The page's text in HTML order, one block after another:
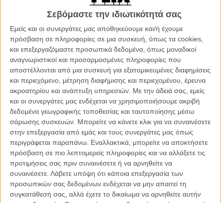
Σεβόμαστε την ιδιωτικότητά σας
Εμείς και οι συνεργάτες μας αποθηκεύουμε και/ή έχουμε
πρόσβαση σε πληροφορίες σε μια συσκευή, όπως τα cookies,
και επεξεργαζόμαστε προσωπικά δεδομένα, όπως μοναδικοί
αναγνωριστικοί και προσαρμοσμένες πληροφορίες που
αποστέλλονται από μια συσκευή για εξατομικευμένες διαφημίσεις
και περιεχόμενο, μέτρηση διαφήμισης και περιεχομένου, έρευνα
ακροατηρίου και ανάπτυξη υπηρεσιών. Με την άδειά σας, εμείς
και οι συνεργάτες μας ενδέχεται να χρησιμοποιήσουμε ακριβή
δεδομένα γεωγραφικής τοποθεσίας και ταυτοποίησης μέσω
σάρωσης συσκευών. Μπορείτε να κάνετε κλικ για να συναινέσετε
στην επεξεργασία από εμάς και τους συνεργάτες μας όπως
περιγράφεται παραπάνω. Εναλλακτικά, μπορείτε να αποκτήσετε
πρόσβαση σε πιο λεπτομερείς πληροφορίες και να αλλάξετε τις
προτιμήσεις σας πριν συναινέσετε ή να αρνηθείτε να
συναινέσετε. Λάβετε υπόψη ότι κάποια επεξεργασία των
προσωπικών σας δεδομένων ενδέχεται να μην απαιτεί τη
συγκατάθεσή σας, αλλά έχετε το δικαίωμα να αρνηθείτε αυτήν
φετινών Οσκαρ με τις... ρώγες της Αν Χάθαγουεϊ.
Ηδη από την άφιξή της στο κόκκινο χαλί σε Twitter και Facebook
επίδοξοι memeδες άρχισαν να σχολιάζουν το πως διαγράφονται οι
ρώγες της μέσα από το ατυχές φουστάνι της Αν Χάθαγουεϊ και το
αστείο συνεχίστηκε μέχρι και μετά τη λήξη της τελετής των Οσκαρ.